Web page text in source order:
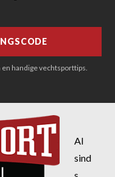
handige vechtsporttips.
Al
sind